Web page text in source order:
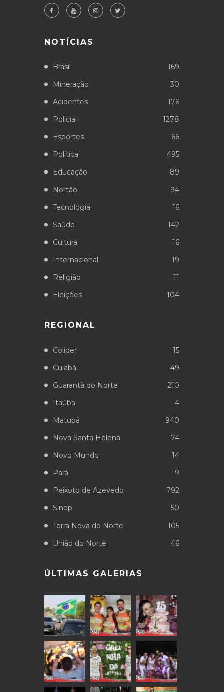
NOTÍCIAS
Brasil
169
Mineração
30
Acidentes
176
Policial
1278
Esportes
66
Política
495
Educação
89
Nortão
94
Tecnologia
16
Saúde
142
Cultura
16
Internacional
19
Religião
11
Eleições
104
REGIONAL
Colíder
15
Cuiabá
49
Guarantã do Norte
210
Itaúba
4
Matupá
940
Nova Santa Helena
74
Novo Mundo
14
Pará
9
Peixoto de Azevedo
792
Sinop
50
Terra Nova do Norte
105
União do Norte
46
ÚLTIMAS GALERIAS